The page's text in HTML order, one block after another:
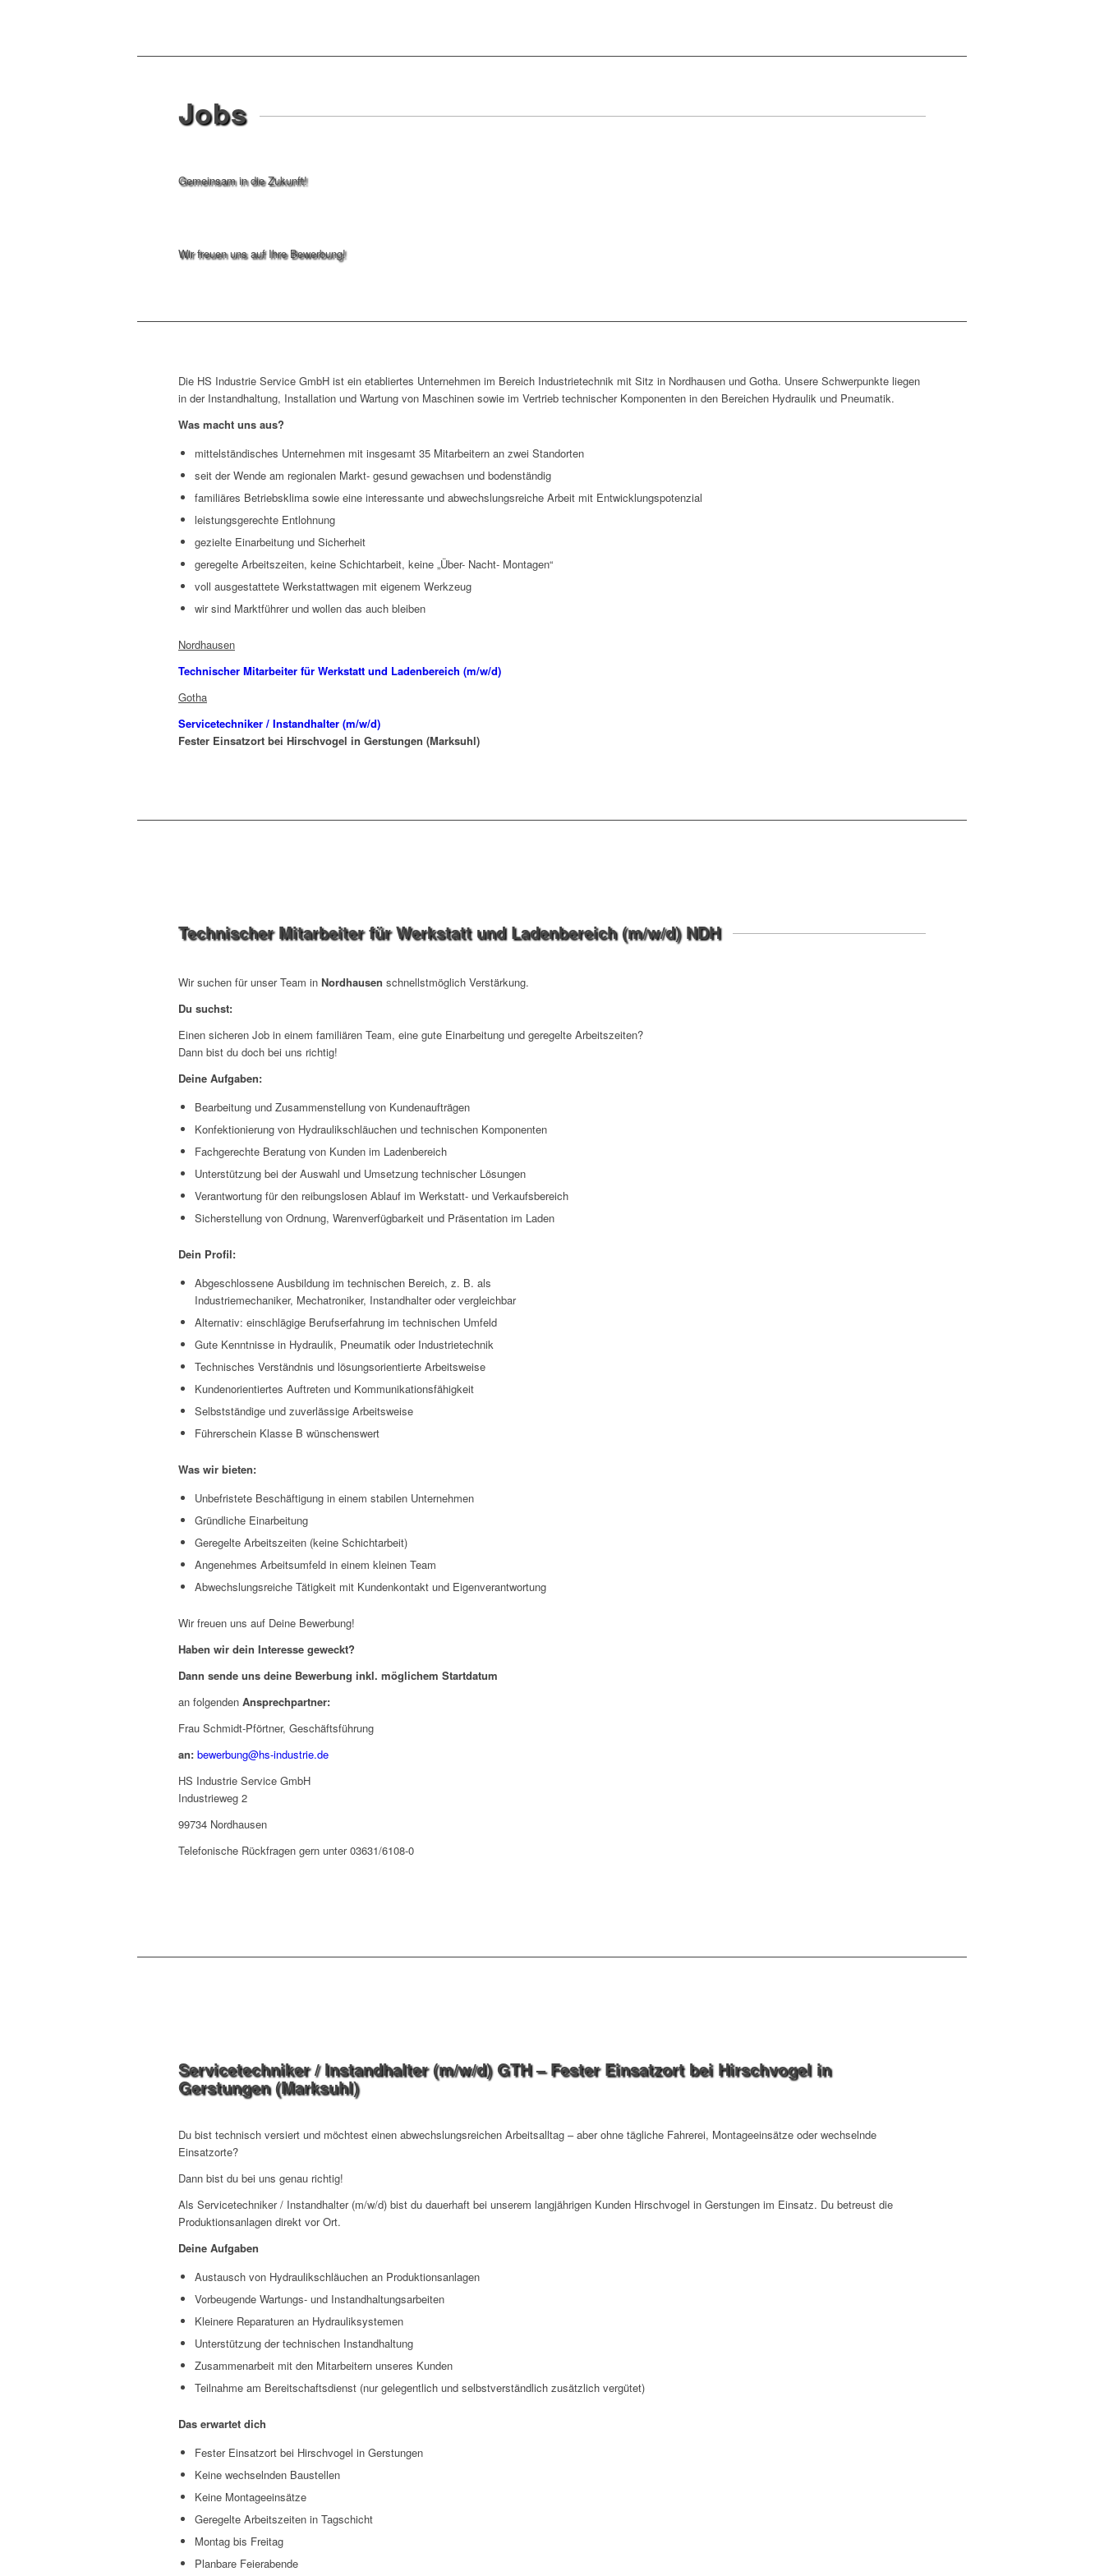
Jobs
Gemeinsam in die Zukunft!
Wir freuen uns auf Ihre Bewerbung!
Die HS Industrie Service GmbH ist ein etabliertes Unternehmen im Bereich Industrietechnik mit Sitz in Nordhausen und Gotha. Unsere Schwerpunkte liegen
in der Instandhaltung, Installation und Wartung von Maschinen sowie im Vertrieb technischer Komponenten in den Bereichen Hydraulik und Pneumatik.
Was macht uns aus?
mittelständisches Unternehmen mit insgesamt 35 Mitarbeitern an zwei Standorten
seit der Wende am regionalen Markt- gesund gewachsen und bodenständig
familiäres Betriebsklima sowie eine interessante und abwechslungsreiche Arbeit mit Entwicklungspotenzial
leistungsgerechte Entlohnung
gezielte Einarbeitung und Sicherheit
geregelte Arbeitszeiten, keine Schichtarbeit, keine „Über- Nacht- Montagen“
voll ausgestattete Werkstattwagen mit eigenem Werkzeug
wir sind Marktführer und wollen das auch bleiben
Nordhausen
Technischer Mitarbeiter für Werkstatt und Ladenbereich (m/w/d)
Gotha
Servicetechniker / Instandhalter (m/w/d)
Fester Einsatzort bei Hirschvogel in Gerstungen (Marksuhl)
Technischer Mitarbeiter für Werkstatt und Ladenbereich (m/w/d) NDH
Wir suchen für unser Team in Nordhausen schnellstmöglich Verstärkung.
Du suchst:
Einen sicheren Job in einem familiären Team, eine gute Einarbeitung und geregelte Arbeitszeiten?
Dann bist du doch bei uns richtig!
Deine Aufgaben:
Bearbeitung und Zusammenstellung von Kundenaufträgen
Konfektionierung von Hydraulikschläuchen und technischen Komponenten
Fachgerechte Beratung von Kunden im Ladenbereich
Unterstützung bei der Auswahl und Umsetzung technischer Lösungen
Verantwortung für den reibungslosen Ablauf im Werkstatt- und Verkaufsbereich
Sicherstellung von Ordnung, Warenverfügbarkeit und Präsentation im Laden
Dein Profil:
Abgeschlossene Ausbildung im technischen Bereich, z. B. als
Industriemechaniker, Mechatroniker, Instandhalter oder vergleichbar
Alternativ: einschlägige Berufserfahrung im technischen Umfeld
Gute Kenntnisse in Hydraulik, Pneumatik oder Industrietechnik
Technisches Verständnis und lösungsorientierte Arbeitsweise
Kundenorientiertes Auftreten und Kommunikationsfähigkeit
Selbstständige und zuverlässige Arbeitsweise
Führerschein Klasse B wünschenswert
Was wir bieten:
Unbefristete Beschäftigung in einem stabilen Unternehmen
Gründliche Einarbeitung
Geregelte Arbeitszeiten (keine Schichtarbeit)
Angenehmes Arbeitsumfeld in einem kleinen Team
Abwechslungsreiche Tätigkeit mit Kundenkontakt und Eigenverantwortung
Wir freuen uns auf Deine Bewerbung!
Haben wir dein Interesse geweckt?
Dann sende uns deine Bewerbung inkl. möglichem Startdatum
an folgenden Ansprechpartner:
Frau Schmidt-Pförtner, Geschäftsführung
an: bewerbung@hs-industrie.de
HS Industrie Service GmbH
Industrieweg 2
99734 Nordhausen
Telefonische Rückfragen gern unter 03631/6108-0
Servicetechniker / Instandhalter (m/w/d) GTH – Fester Einsatzort bei Hirschvogel in
Gerstungen (Marksuhl)
Du bist technisch versiert und möchtest einen abwechslungsreichen Arbeitsalltag – aber ohne tägliche Fahrerei, Montageeinsätze oder wechselnde
Einsatzorte?
Dann bist du bei uns genau richtig!
Als Servicetechniker / Instandhalter (m/w/d) bist du dauerhaft bei unserem langjährigen Kunden Hirschvogel in Gerstungen im Einsatz. Du betreust die
Produktionsanlagen direkt vor Ort.
Deine Aufgaben
Austausch von Hydraulikschläuchen an Produktionsanlagen
Vorbeugende Wartungs- und Instandhaltungsarbeiten
Kleinere Reparaturen an Hydrauliksystemen
Unterstützung der technischen Instandhaltung
Zusammenarbeit mit den Mitarbeitern unseres Kunden
Teilnahme am Bereitschaftsdienst (nur gelegentlich und selbstverständlich zusätzlich vergütet)
Das erwartet dich
Fester Einsatzort bei Hirschvogel in Gerstungen
Keine wechselnden Baustellen
Keine Montageeinsätze
Geregelte Arbeitszeiten in Tagschicht
Montag bis Freitag
Planbare Feierabende